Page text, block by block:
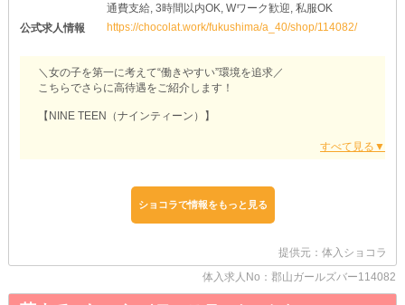
通費支給, 3時間以内OK, Wワーク歓迎, 私服OK
公式求人情報
https://chocolat.work/fukushima/a_40/shop/114082/
＼女の子を第一に考えて“働きやすい”環境を追求／
こちらでさらに高待遇をご紹介します！
【NINE TEEN（ナインティーン）】
当店は土曜日も元気に営業しています◎
そのため、週末を使ってガッツリ稼げるのが嬉しいポイントです！
飲酒が苦手な子も、無理して飲む必要はありませんよ♪
お茶やジュースを片手に、お客様との会話を楽しんでくださいね！
万が一お酒を勧められて断りづらい時は、スタッフがフォローしま
ショコラで情報をもっと見る
提供元：体入ショコラ
体入求人No：郡山ガールズバー114082